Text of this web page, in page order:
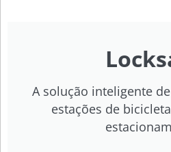
A solução inteligente
estações de